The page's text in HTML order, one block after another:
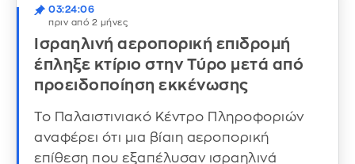
03:24:06
πριν από 2 μήνες
Ισραηλινή αεροπορική επιδρομή
έπληξε κτίριο στην Τύρο μετά από
προειδοποίηση εκκένωσης
Το Παλαιστινιακό Κέντρο Πληροφοριών
αναφέρει ότι μια βίαιη αεροπορική
επίθεση που εξαπέλυσαν ισραηλινά